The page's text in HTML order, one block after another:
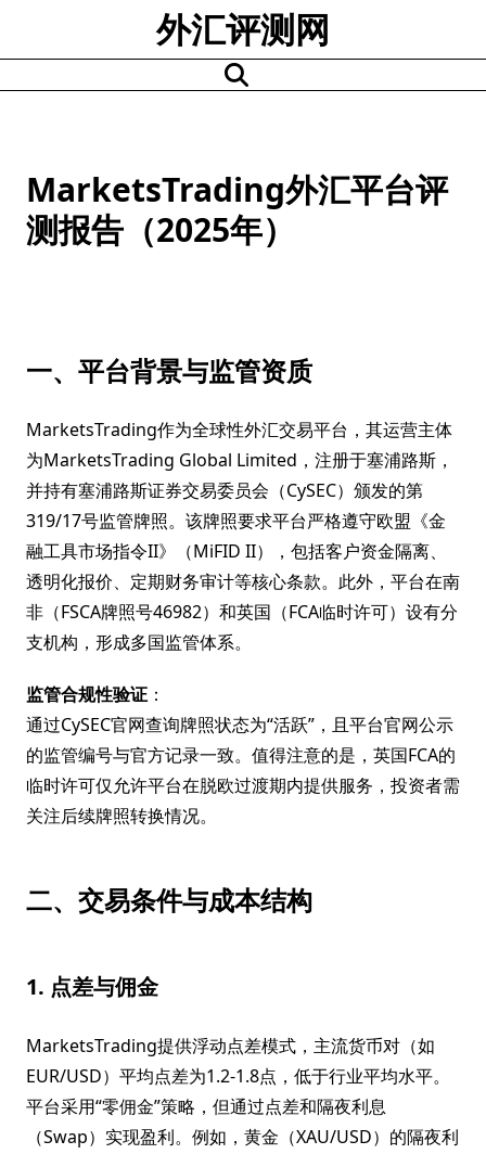
content
外汇评测网
MarketsTrading外汇平台评
测报告（2025年）
一、平台背景与监管资质
MarketsTrading作为全球性外汇交易平台，其运营主体
为MarketsTrading Global Limited，注册于塞浦路斯，
并持有塞浦路斯证券交易委员会（CySEC）颁发的第
319/17号监管牌照。该牌照要求平台严格遵守欧盟《金
融工具市场指令II》（MiFID II），包括客户资金隔离、
透明化报价、定期财务审计等核心条款。此外，平台在南
非（FSCA牌照号46982）和英国（FCA临时许可）设有分
支机构，形成多国监管体系。
监管合规性验证 ：
通过CySEC官网查询牌照状态为“活跃”，且平台官网公示
的监管编号与官方记录一致。值得注意的是，英国FCA的
临时许可仅允许平台在脱欧过渡期内提供服务，投资者需
关注后续牌照转换情况。
二、交易条件与成本结构
1. 点差与佣金
MarketsTrading提供浮动点差模式，主流货币对（如
EUR/USD）平均点差为1.2-1.8点，低于行业平均水平。
平台采用“零佣金”策略，但通过点差和隔夜利息
（Swap）实现盈利。例如，黄金（XAU/USD）的隔夜利